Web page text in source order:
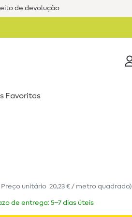
de devolução
Favoritas
Preço unitário 20,23 € / metro quadrado)
de entrega: 5–7 dias úteis